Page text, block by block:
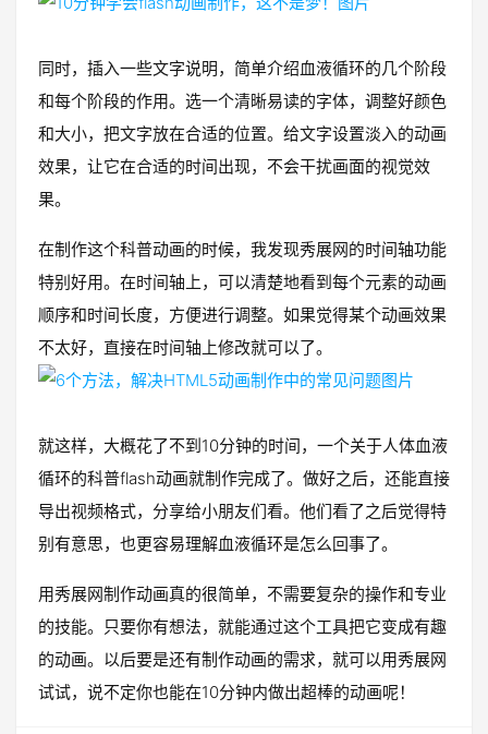
同时，插入一些文字说明，简单介绍血液循环的几个阶段
和每个阶段的作用。选一个清晰易读的字体，调整好颜色
和大小，把文字放在合适的位置。给文字设置淡入的动画
效果，让它在合适的时间出现，不会干扰画面的视觉效
果。
在制作这个科普动画的时候，我发现秀展网的时间轴功能
特别好用。在时间轴上，可以清楚地看到每个元素的动画
顺序和时间长度，方便进行调整。如果觉得某个动画效果
不太好，直接在时间轴上修改就可以了。
就这样，大概花了不到10分钟的时间，一个关于人体血液
循环的科普flash动画就制作完成了。做好之后，还能直接
导出视频格式，分享给小朋友们看。他们看了之后觉得特
别有意思，也更容易理解血液循环是怎么回事了。
用秀展网制作动画真的很简单，不需要复杂的操作和专业
的技能。只要你有想法，就能通过这个工具把它变成有趣
的动画。以后要是还有制作动画的需求，就可以用秀展网
试试，说不定你也能在10分钟内做出超棒的动画呢！